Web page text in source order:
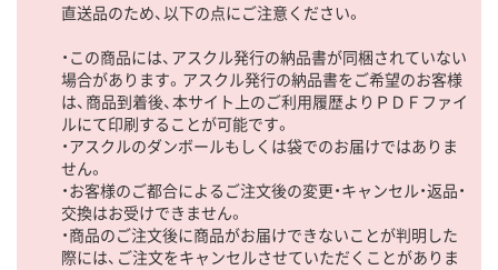
直送品のため、以下の点にご注意ください。
・この商品には、アスクル発行の納品書が同梱されていない
場合があります。アスクル発行の納品書をご希望のお客様
は、商品到着後、本サイト上のご利用履歴よりＰＤＦファイ
ルにて印刷することが可能です。
・アスクルのダンボールもしくは袋でのお届けではありま
せん。
・お客様のご都合によるご注文後の変更・キャンセル・返品・
交換はお受けできません。
・商品のご注文後に商品がお届けできないことが判明した
際には、ご注文をキャンセルさせていただくことがありま